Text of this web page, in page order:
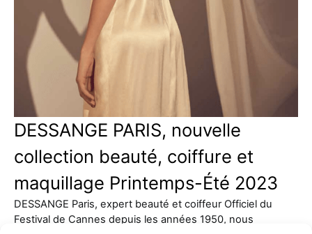
DESSANGE PARIS, nouvelle
collection beauté, coiffure et
maquillage Printemps-Été 2023
DESSANGE Paris, expert beauté et coiffeur Officiel du
Festival de Cannes depuis les années 1950, nous